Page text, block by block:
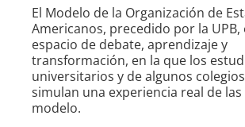
El Modelo de la Organización de
Americanos, precedido por la UPB,
espacio de debate, aprendizaje y
transformación, en la que los
universitarios y de algunos
simulan una experiencia real de las
modelo.